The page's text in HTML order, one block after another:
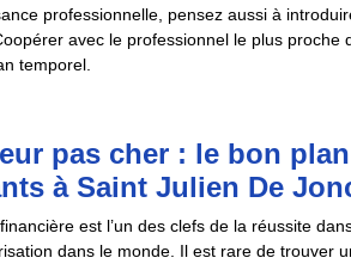
professionnelle, pensez aussi à
avec le professionnel le plus
temporel.
pas cher : le bon
à Saint Julien De
est l’un des clefs de la réussite
dans le monde. Il est rare de trouver